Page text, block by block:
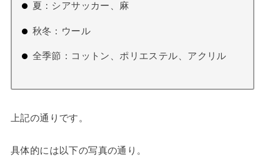
夏：シアサッカー、麻
秋冬：ウール
全季節：コットン、ポリエステル、アクリル
上記の通りです。
具体的には以下の写真の通り。